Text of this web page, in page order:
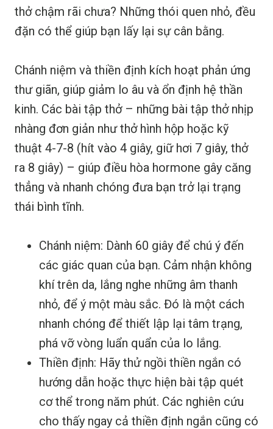
thở chậm rãi chưa? Những thói quen nhỏ, đều
đặn có thể giúp bạn lấy lại sự cân bằng.
Chánh niệm và thiền định kích hoạt phản ứng
thư giãn, giúp giảm lo âu và ổn định hệ thần
kinh. Các bài tập thở – những bài tập thở nhịp
nhàng đơn giản như thở hình hộp hoặc kỹ
thuật 4-7-8 (hít vào 4 giây, giữ hơi 7 giây, thở
ra 8 giây) – giúp điều hòa hormone gây căng
thẳng và nhanh chóng đưa bạn trở lại trạng
thái bình tĩnh.
Chánh niệm: Dành 60 giây để chú ý đến
các giác quan của bạn. Cảm nhận không
khí trên da, lắng nghe những âm thanh
nhỏ, để ý một màu sắc. Đó là một cách
nhanh chóng để thiết lập lại tâm trạng,
phá vỡ vòng luẩn quẩn của lo lắng.
Thiền định: Hãy thử ngồi thiền ngắn có
hướng dẫn hoặc thực hiện bài tập quét
cơ thể trong năm phút. Các nghiên cứu
cho thấy ngay cả thiền định ngắn cũng có